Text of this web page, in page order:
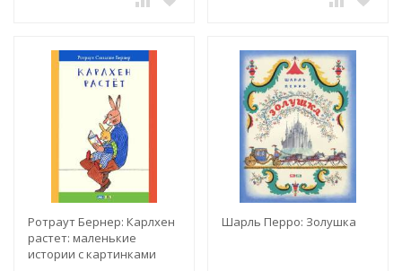
Ротраут Бернер: Карлхен
растет: маленькие
истории с картинками
Шарль Перро: Золушка